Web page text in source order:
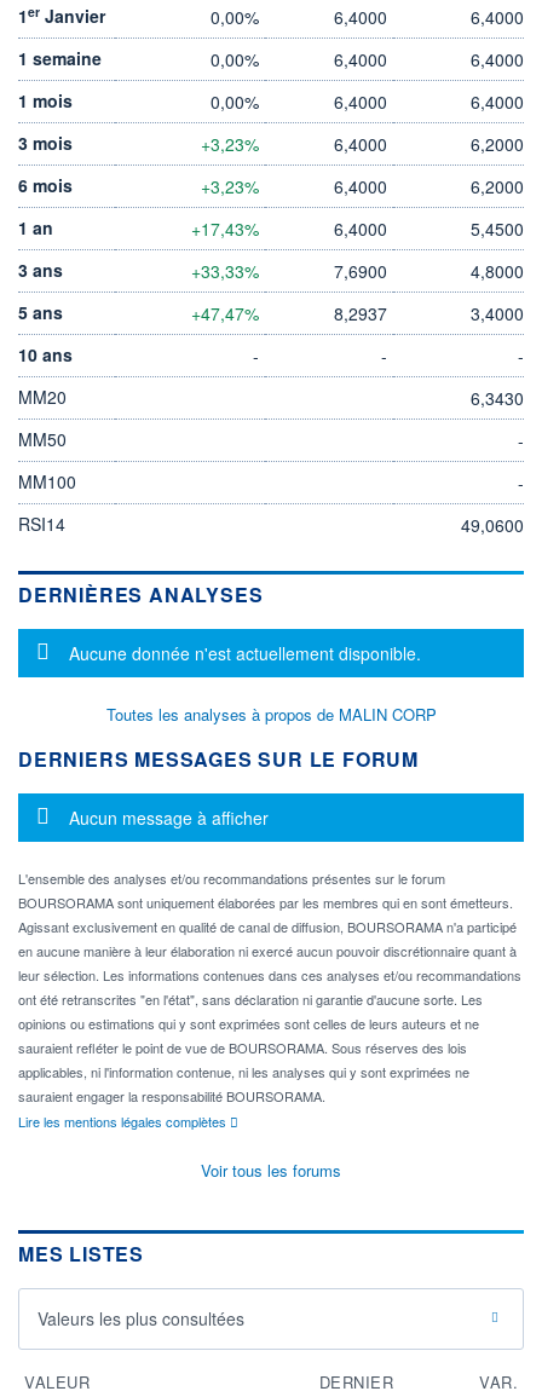
1er Janvier 0,00% 6,4000
6,4000
1 semaine
0,00% 6,4000
6,4000
1 mois
0,00% 6,4000
6,4000
3 mois
+3,23% 6,4000
6,2000
6 mois
+3,23% 6,4000
6,2000
1 an
+17,43% 6,4000
5,4500
3 ans
+33,33% 7,6900
4,8000
5 ans
+47,47% 8,2937
3,4000
10 ans
- -
-
MM20
6,3430
MM50
-
MM100
-
RSI14
49,0600
DERNIÈRES ANALYSES
Message d'information
Aucune donnée n'est actuellement disponible.
Toutes les analyses à propos de MALIN CORP
DERNIERS MESSAGES SUR LE FORUM
Message d'information
Aucun message à afficher
L'ensemble des analyses et/ou recommandations présentes sur le forum
BOURSORAMA sont uniquement élaborées par les membres qui en sont émetteurs.
Agissant exclusivement en qualité de canal de diffusion, BOURSORAMA n'a participé
en aucune manière à leur élaboration ni exercé aucun pouvoir discrétionnaire quant à
leur sélection. Les informations contenues dans ces analyses et/ou recommandations
ont été retranscrites "en l'état", sans déclaration ni garantie d'aucune sorte. Les
opinions ou estimations qui y sont exprimées sont celles de leurs auteurs et ne
sauraient refléter le point de vue de BOURSORAMA. Sous réserves des lois
applicables, ni l'information contenue, ni les analyses qui y sont exprimées ne
sauraient engager la responsabilité BOURSORAMA.
Lire les mentions légales complètes
Voir tous les forums
MES LISTES
Valeurs les plus consultées
VALEUR DERNIER VAR.